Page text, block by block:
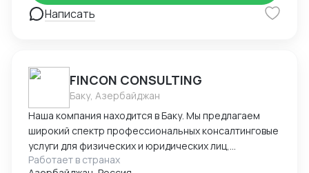
Надёжна, ответственна и стремлюсь к
профессиональному росту.
Написать
FINCON CONSULTING
Баку, Азербайджан
Наша компания находится в Баку. Мы предлагаем
широкий спектр профессиональных консалтинговые
услуги для физических и юридических лиц,
предпринимателей и бизнесменов на территории
Работает в странах